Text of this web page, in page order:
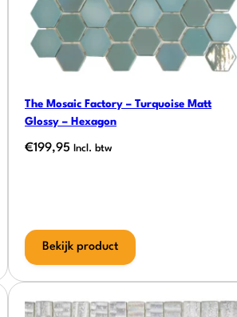
The Mosaic Factory – Turquoise Matt
Glossy – Hexagon
€199,95 Incl. btw
Bekijk product